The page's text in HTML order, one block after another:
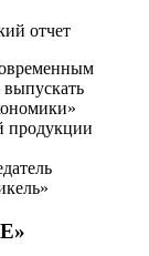
отчет
выпускать
продукции